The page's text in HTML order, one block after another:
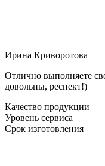
Ирина Криворотова
Отлично выполняете
довольны, респект!)
Качество продукции
Уровень сервиса
Срок изготовления